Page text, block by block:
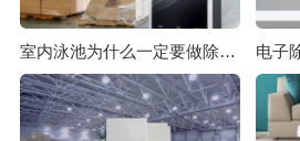
室内泳池为什么一定要做除湿？